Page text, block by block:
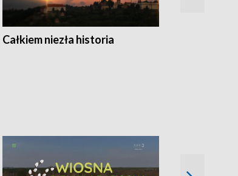
Całkiem niezła historia